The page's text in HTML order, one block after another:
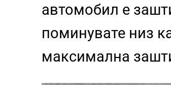
автомобил е
поминувате низ
максимална